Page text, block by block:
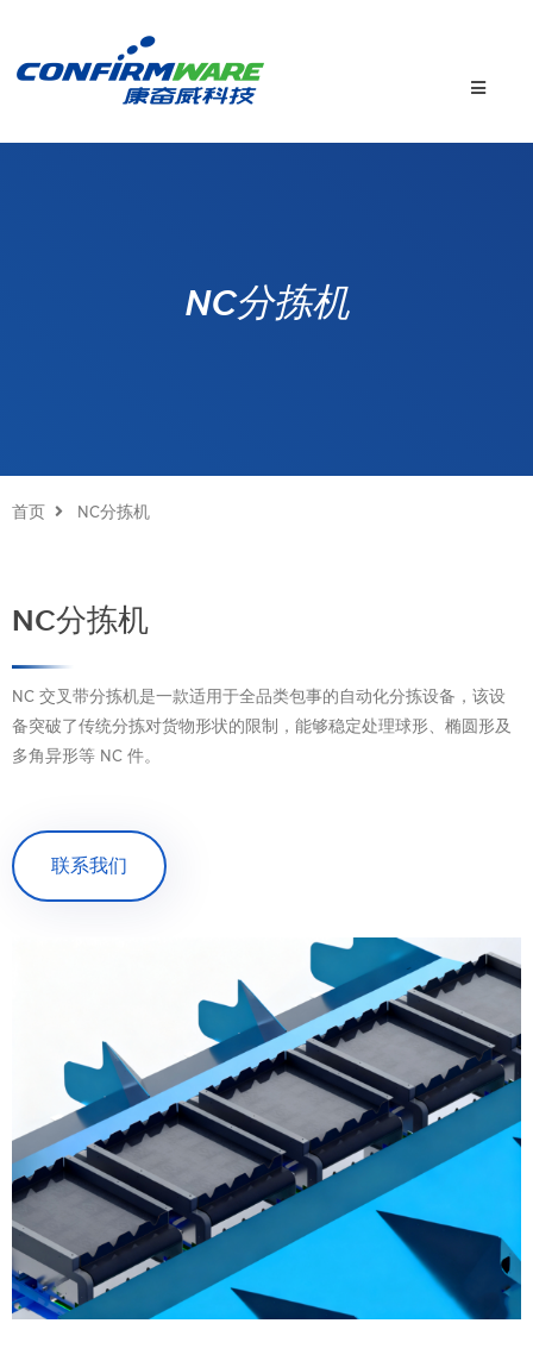
NC分拣机
首页 NC分拣机
NC分拣机
NC 交叉带分拣机是一款适用于全品类包事的自动化分拣设备，该设
备突破了传统分拣对货物形状的限制，能够稳定处理球形、椭圆形及
多角异形等 NC 件。
联系我们